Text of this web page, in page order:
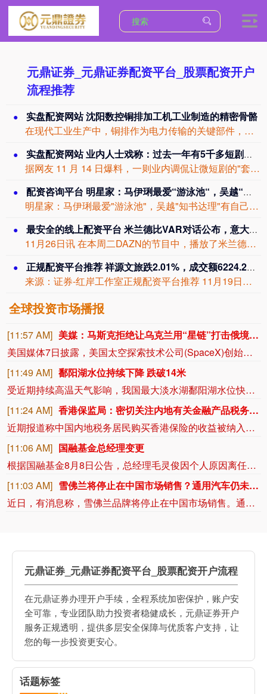
元鼎证券_元鼎证券配资平台_股票配资开户
流程推荐
实盘配资网站 沈阳数控铜排加工机工业制造的精密骨骼
在现代工业生产中，铜排作为电力传输的关键部件，其加工质量直接影响设备运行的稳定性...
实盘配资网站 业内人士戏称：过去一年有5千多短剧总裁被下药
据网友 11 月 14 日爆料，一则业内调侃让微短剧的"套路化生产"冲上热搜。在...
配资咨询平台 明星家：马伊琍最爱“游泳池“，吴越“知书达理“有自己“癖好
明星家：马伊琍最爱"游泳池"，吴越"知书达理"有自己"癖好"说到中年的有实力的女...
最安全的线上配资平台 米兰德比VAR对话公布，意大利裁判负责人：这种鲁莽动作都是点球
11月26日讯 在本周二DAZN的节目中，播放了米兰德比中判罚点球时的VAR对话...
正规配资平台推荐 祥源文旅跌2.01%，成交额6224.28万元，主力资金净流出927.96万元
来源：证券-红岸工作室正规配资平台推荐 11月19日，祥源文旅盘中下跌2.01%...
全球投资市场播报
[11:57 AM]
美媒：马斯克拒绝让乌克兰用“星链”打击俄境内目标
美国媒体7日披露，美国太空探索技术公司(SpaceX)创始人马斯克明确拒绝允许乌克兰军方利用SpaceX旗下卫星互联网系统“星链”打击俄罗斯境内目标。美国《大西洋》杂志以乌前国防部长费多罗夫两名“身边人”为消息源报道，费多罗夫此前一直在推动利用“星链”打击俄罗斯境内目标，曾尝试通过私下渠道与马斯克接触，但遭到后者拒绝。“截至目前，（马斯克）没有作出同意的决定。”报道称，马斯克之所以拒绝乌方用“星链”对俄进行纵深打击，是担心危机进一步升级。2022年乌克兰危机全面升级后，马斯克曾免费向乌克兰提供数万个“星链”终端。但他后来频频与乌方发生争执，敦促后者与俄方达成和平协议。（新华社）
[11:49 AM] 鄱阳湖水位持续下降 跌破14米
受近期持续高温天气影响，我国最大淡水湖鄱阳湖水位快速下降。截至8月8日8时，鄱阳湖标志性水文站星子站水位下降至13.97米，较昨日下降0.13米，鄱阳湖湖口站水位下降至13.84米，湖区两岸退水痕迹明显。（央视新闻）
[11:24 AM]
香港保监局：密切关注内地有关金融产品税务安排
近期报道称中国内地税务居民购买香港保险的收益被纳入征税范围。对此，香港保险监管局回应记者称，政府和保监局正密切注意内地有关金融产品税务安排的最新发展，同时会与业界保持紧密沟通。中国居民就境外投资收益必须依法申报及缴税的要求一直存在，市场不用过度解读或作出揣测。香港保险市场发展成熟，产品设计灵活先进，可提供货币选择、环球资产配置、人生规划、财富传承等专业服务，相信对内地客户有一定吸引力。（财联社)
[11:06 AM] 国融基金总经理变更
根据国融基金8月8日公告，总经理毛灵俊因个人原因离任，总经理职位暂由张圆辉代任。根据国融基金安排，该公司董事会选举韩光华拟任公司总经理，待韩光华完成相关程序后履职。
[11:03 AM]
雪佛兰将停止在中国市场销售？通用汽车仍未正面回应
近日，有消息称，雪佛兰品牌将停止在中国市场销售。通用汽车方面回应称，会继续在中国生产雪佛兰产品，并且积极探索在美国以外的海外市场机遇。同时，依旧会为现有的中国雪佛兰车主提供完善的售后服务保障。8月5日，上汽集团与通用汽车签署合资续约协议，将上汽通用合资期限延长20年至2047年。但对于中国市场的销售问题，通用汽车方面并没有正面回应。（21财经）
元鼎证券_元鼎证券配资平台_股票配资开户流程
在元鼎证券办理开户手续，全程系统加密保护，账户安
全可靠，专业团队助力投资者稳健成长，元鼎证券开户
服务正规透明，提供多层安全保障与优质客户支持，让
您的每一步投资更安心。
话题标签